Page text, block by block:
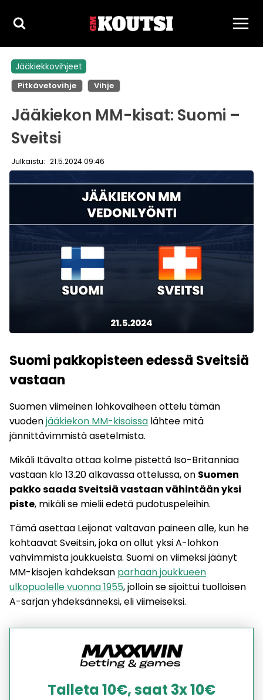
sisältöön
Jääkiekkovihjeet
Pitkävetovihje Vihje
Jääkiekon MM-kisat: Suomi –
Sveitsi
Julkaistu: 21.5.2024 09:46
Suomi pakkopisteen edessä Sveitsiä
vastaan
Suomen viimeinen lohkovaiheen ottelu tämän
vuodenjääkiekon MM-kisoissa lähtee mitä
jännittävimmistä asetelmista.
Mikäli Itävalta ottaa kolme pistettä Iso-Britanniaa
vastaan klo 13.20 alkavassa ottelussa, on Suomen
pakko saada Sveitsiä vastaan vähintään yksi
piste, mikäli se mielii edetä pudotuspeleihin.
Tämä asettaa Leijonat valtavan paineen alle, kun he
kohtaavat Sveitsin, joka on ollut yksi A-lohkon
vahvimmista joukkueista. Suomi on viimeksi jäänyt
MM-kisojen kahdeksan parhaan joukkueen
ulkopuolelle vuonna 1955, jolloin se sijoittui tuolloisen
A-sarjan yhdeksänneksi, eli viimeiseksi.
Talleta 10€, saat 3x 10€